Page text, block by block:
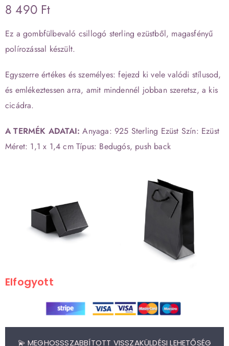
8 490 Ft
Ez a gombfülbevaló csillogó sterling ezüstből, magasfényű
polírozással készült.
Egyszerre értékes és személyes: fejezd ki vele valódi stílusod,
és emlékeztessen arra, amit mindennél jobban szeretsz, a kis
cicádra.
A TERMÉK ADATAI:Anyaga: 925 Sterling Ezüst Szín: Ezüst
Méret: 1,1 x 1,4 cm Típus: Bedugós, push back
Elfogyott
💫 MEGHOSSSZABBÍTOTT VISSZAKÜLDÉSI LEHETŐSÉG